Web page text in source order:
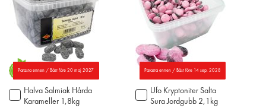
Parasta ennen / Bäst före 20 maj 2027
Halva Salmiak Hårda
Karameller 1,8kg
Lägg
till
Parasta ennen / Bäst före 14 sep. 2028
Ufo Kryptoniter Salta
Sura Jordgubb 2,1kg
Lägg
till